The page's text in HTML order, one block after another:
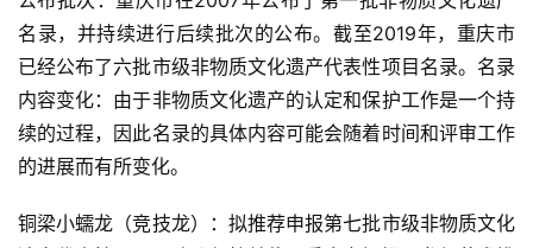
名录，并持续进行后续批次的公布。截至2019年，重庆市
已经公布了六批市级非物质文化遗产代表性项目名录。名录
内容变化：由于非物质文化遗产的认定和保护工作是一个持
续的过程，因此名录的具体内容可能会随着时间和评审工作
的进展而有所变化。
铜梁小蠕龙（竞技龙）：拟推荐申报第七批市级非物质文化